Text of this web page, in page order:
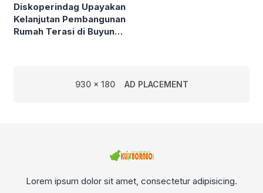
Diskoperindag Upayakan
Kelanjutan Pembangunan
Rumah Terasi di Buyung-
930 x 180 AD PLACEMENT
Lorem ipsum dolor sit amet, consectetur adipisicing.